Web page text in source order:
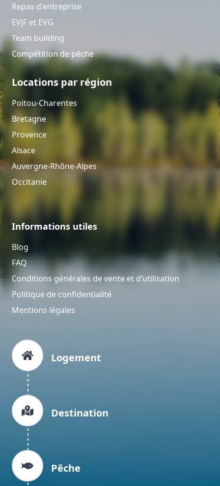
Repas d'entreprise
EVJF et EVG
Team building
Compétition de pêche
Locations par région
Poitou-Charentes
Bretagne
Provence
Alsace
Auvergne-Rhône-Alpes
Occitanie
Informations utiles
Blog
FAQ
Conditions générales de vente et d’utilisation
Politique de confidentialité
Mentions légales
Logement
Destination
Pêche